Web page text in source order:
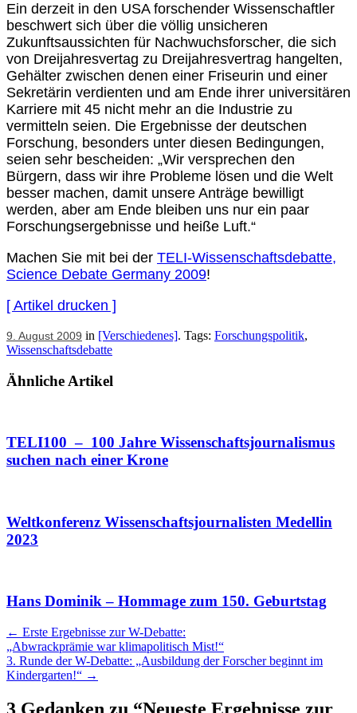
Ein derzeit in den USA forschender Wissenschaftler
beschwert sich über die völlig unsicheren
Zukunftsaussichten für Nachwuchsforscher, die sich
von Dreijahresvertag zu Dreijahresvertrag hangelten,
Gehälter zwischen denen einer Friseurin und einer
Sekretärin verdienten und am Ende ihrer universitären
Karriere mit 45 nicht mehr an die Industrie zu
vermitteln seien. Die Ergebnisse der deutschen
Forschung, besonders unter diesen Bedingungen,
seien sehr bescheiden: „Wir versprechen den
Bürgern, dass wir ihre Probleme lösen und die Welt
besser machen, damit unsere Anträge bewilligt
werden, aber am Ende bleiben uns nur ein paar
Forschungsergebnisse und heiße Luft.“
Machen Sie mit bei der TELI-Wissenschaftsdebatte,
Science Debate Germany 2009!
[ Artikel drucken ]
9. August 2009 in [Verschiedenes]. Tags: Forschungspolitik,
Wissenschaftsdebatte
Ähnliche Artikel
TELI100 – 100 Jahre Wissenschaftsjournalismus
suchen nach einer Krone
Weltkonferenz Wissenschaftsjournalisten Medellin
2023
Hans Dominik – Hommage zum 150. Geburtstag
Artikel
Navigation
← Erste Ergebnisse zur W-Debatte:
„Abwrackprämie war klimapolitisch Mist!“
3. Runde der W-Debatte: „Ausbildung der Forscher beginnt im
Kindergarten!“ →